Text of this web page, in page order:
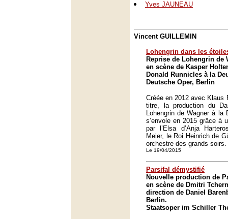
Yves JAUNEAU
Vincent GUILLEMIN
Lohengrin dans les
Reprise de Lohengrin de
en scène de Kasper
Donald Runnicles à la
Deutsche Oper, Berlin
Créée en 2012 avec Klaus
titre, la production du
Lohengrin de Wagner à la
s’envole en 2015 grâce à
par l’Elsa d’Anja
Meier, le Roi Heinrich de
orchestre des grands soirs.
Le 19/04/2015
Parsifal démystifié
Nouvelle production de
en scène de Dmitri
direction de Daniel
Berlin.
Staatsoper im Schiller